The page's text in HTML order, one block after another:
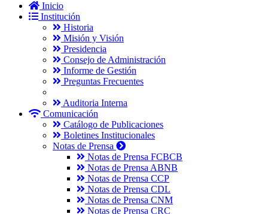
Inicio
Institución
Historia
Misión y Visión
Presidencia
Consejo de Administración
Informe de Gestión
Preguntas Frecuentes
Auditoria Interna
Comunicación
Catálogo de Publicaciones
Boletines Institucionales
Notas de Prensa
Notas de Prensa FCBCB
Notas de Prensa ABNB
Notas de Prensa CCP
Notas de Prensa CDL
Notas de Prensa CNM
Notas de Prensa CRC